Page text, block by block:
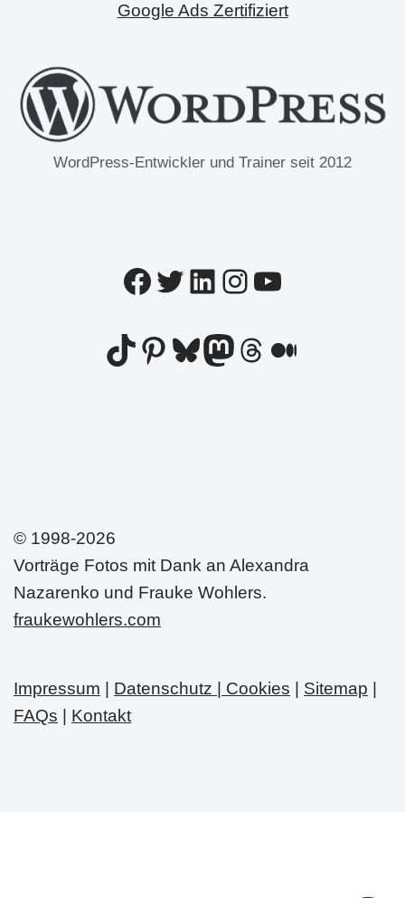
Google Ads Zertifiziert
WordPress-Entwickler und Trainer seit 2012
© 1998-2026
Vorträge Fotos mit Dank an Alexandra
Nazarenko und Frauke Wohlers.
fraukewohlers.com
Impressum Datenschutz | Cookies Sitemap
FAQs
Kontakt